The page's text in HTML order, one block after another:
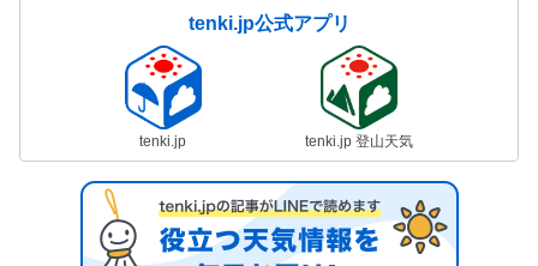
tenki.jp公式アプリ
tenki.jp tenki.jp 登山天気